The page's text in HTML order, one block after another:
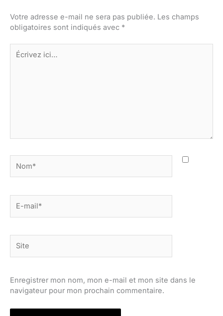
Votre adresse e-mail ne sera pas publiée. Les champs
obligatoires sont indiqués avec *
Écrivez
ici…
mail*
Enregistrer mon nom, mon e-mail et mon site dans le
navigateur pour mon prochain commentaire.